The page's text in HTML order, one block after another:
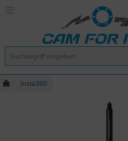
Insta360